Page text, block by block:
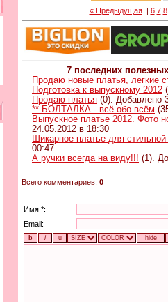
« Предыдущая| 6 7 8
7 последних
Продаю новые платья, легкие
Подготовка к выпускному 2012
Продаю платья (0). Добавлено
** БОЛТАЛКА - всё обо всём
Выпускное платье 2012. Фото
24.05.2012 в 18:30
Шикарное платье для
00:47
А ручки всегда на виду!!! (1).
Всего комментариев: 0
Имя *:
Email: